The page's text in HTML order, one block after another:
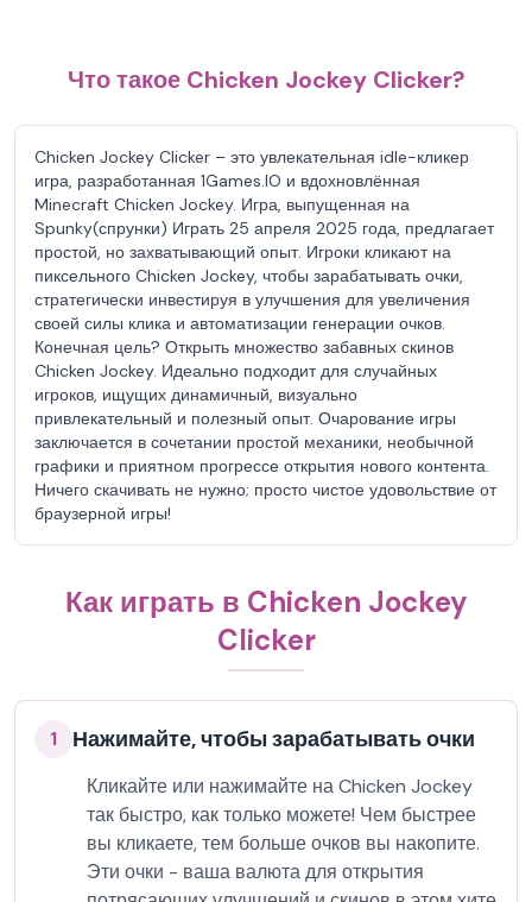
Что такое Chicken Jockey Clicker?
Chicken Jockey Clicker – это увлекательная idle-кликер
игра, разработанная 1Games.IO и вдохновлённая
Minecraft Chicken Jockey. Игра, выпущенная на
Spunky(спрунки) Играть 25 апреля 2025 года, предлагает
простой, но захватывающий опыт. Игроки кликают на
пиксельного Chicken Jockey, чтобы зарабатывать очки,
стратегически инвестируя в улучшения для увеличения
своей силы клика и автоматизации генерации очков.
Конечная цель? Открыть множество забавных скинов
Chicken Jockey. Идеально подходит для случайных
игроков, ищущих динамичный, визуально
привлекательный и полезный опыт. Очарование игры
заключается в сочетании простой механики, необычной
графики и приятном прогрессе открытия нового контента.
Ничего скачивать не нужно; просто чистое удовольствие от
браузерной игры!
Как играть в Chicken Jockey
Clicker
1 Нажимайте, чтобы зарабатывать очки
Кликайте или нажимайте на Chicken Jockey
так быстро, как только можете! Чем быстрее
вы кликаете, тем больше очков вы накопите.
Эти очки - ваша валюта для открытия